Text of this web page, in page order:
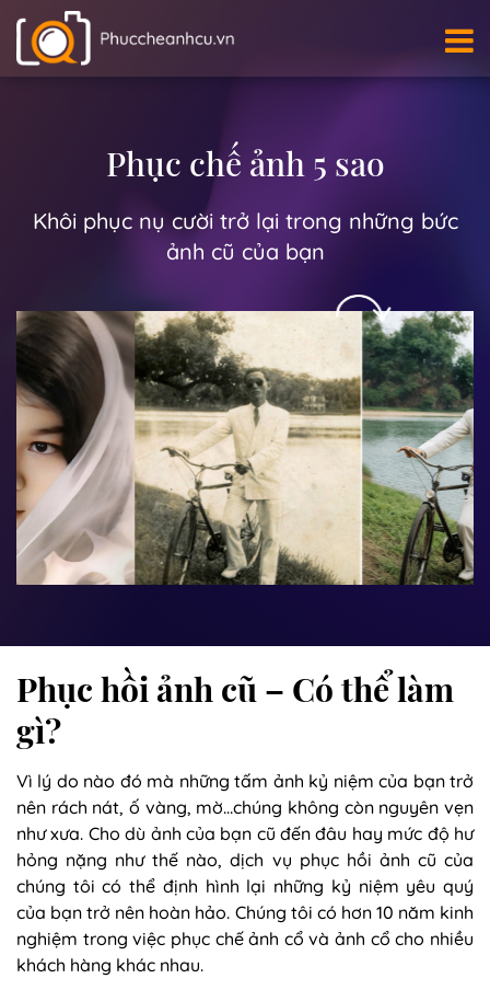
Phục chế ảnh 5 sao
Khôi phục nụ cười trở lại trong những bức
ảnh cũ của bạn
Phục hồi ảnh cũ – Có thể làm
gì?
Vì lý do nào đó mà những tấm ảnh kỷ niệm của bạn trở
nên rách nát, ố vàng, mờ…chúng không còn nguyên vẹn
như xưa. Cho dù ảnh của bạn cũ đến đâu hay mức độ hư
hỏng nặng như thế nào, dịch vụ phục hồi ảnh cũ của
chúng tôi có thể định hình lại những kỷ niệm yêu quý
của bạn trở nên hoàn hảo. Chúng tôi có hơn 10 năm kinh
nghiệm trong việc phục chế ảnh cổ và ảnh cổ cho nhiều
khách hàng khác nhau.